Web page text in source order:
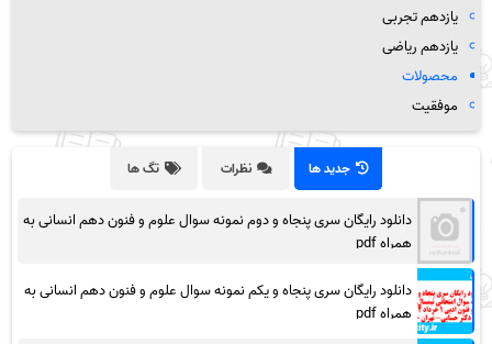
یازدهم تجربی
یازدهم ریاضی
محصولات
موفقیت
جدید ها نظرات تگ ها
دانلود رایگان سری پنجاه و دوم نمونه سوال علوم و فنون دهم انسانی به
همراه pdf
دانلود رایگان سری پنجاه و یکم نمونه سوال علوم و فنون دهم انسانی به
همراه pdf